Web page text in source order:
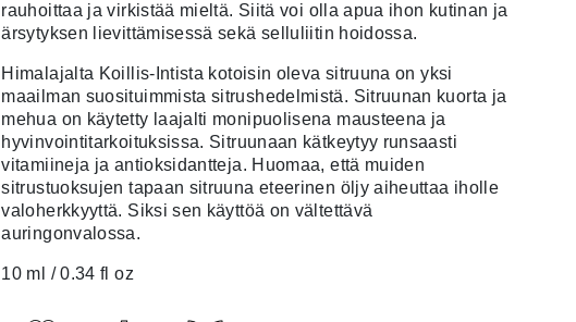
rauhoittaa ja virkistää mieltä. Siitä voi olla apua ihon kutinan ja
ärsytyksen lievittämisessä sekä selluliitin hoidossa.
Himalajalta Koillis-Intista kotoisin oleva sitruuna on yksi
maailman suosituimmista sitrushedelmistä. Sitruunan kuorta ja
mehua on käytetty laajalti monipuolisena mausteena ja
hyvinvointitarkoituksissa. Sitruunaan kätkeytyy runsaasti
vitamiineja ja antioksidantteja. Huomaa, että muiden
sitrustuoksujen tapaan sitruuna eteerinen öljy aiheuttaa iholle
valoherkkyyttä. Siksi sen käyttöä on vältettävä
auringonvalossa.
10 ml / 0.34 fl oz